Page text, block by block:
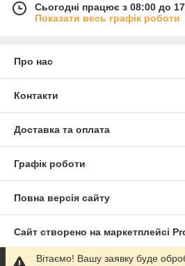
Сьогодні працює з 08:00 до
Показати весь графік роботи
Про нас
Контакти
Доставка та оплата
Графік роботи
Повна версія сайту
Сайт створено на маркетплейсі
Вітаємо! Вашу заявку буде